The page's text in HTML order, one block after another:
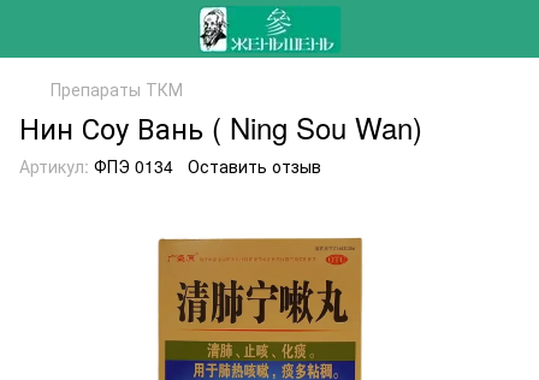
Препараты ТКМ
Нин Соу Вань ( Ning Sou Wan)
Артикул: ФПЭ 0134 Оставить отзыв